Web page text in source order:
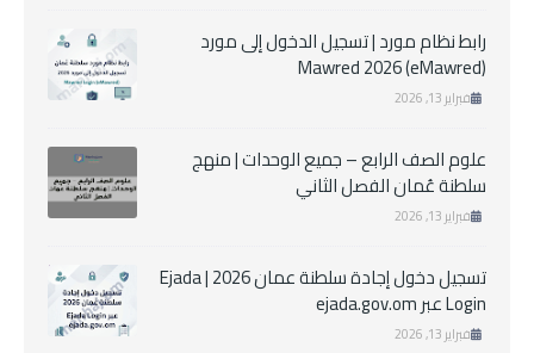
رابط نظام مورد | تسجيل الدخول إلى مورد
Mawred 2026 (eMawred)
فبراير 13, 2026
علوم الصف الرابع – جميع الوحدات | منهج
سلطنة عُمان الفصل الثاني
فبراير 13, 2026
تسجيل دخول إجادة سلطنة عمان 2026 | Ejada
Login عبر ejada.gov.om
فبراير 13, 2026